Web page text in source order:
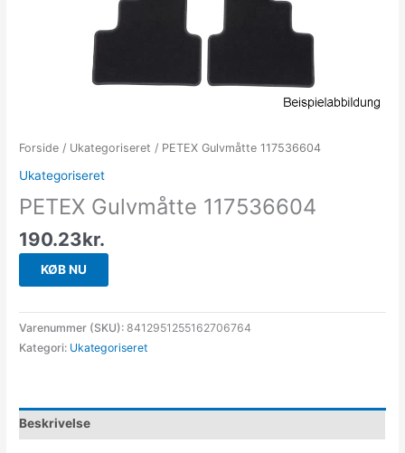
Forside / Ukategoriseret / PETEX Gulvmåtte 117536604
Ukategoriseret
PETEX Gulvmåtte 117536604
190.23kr.
KØB NU
Varenummer (SKU):8412951255162706764
Kategori: Ukategoriseret
Beskrivelse